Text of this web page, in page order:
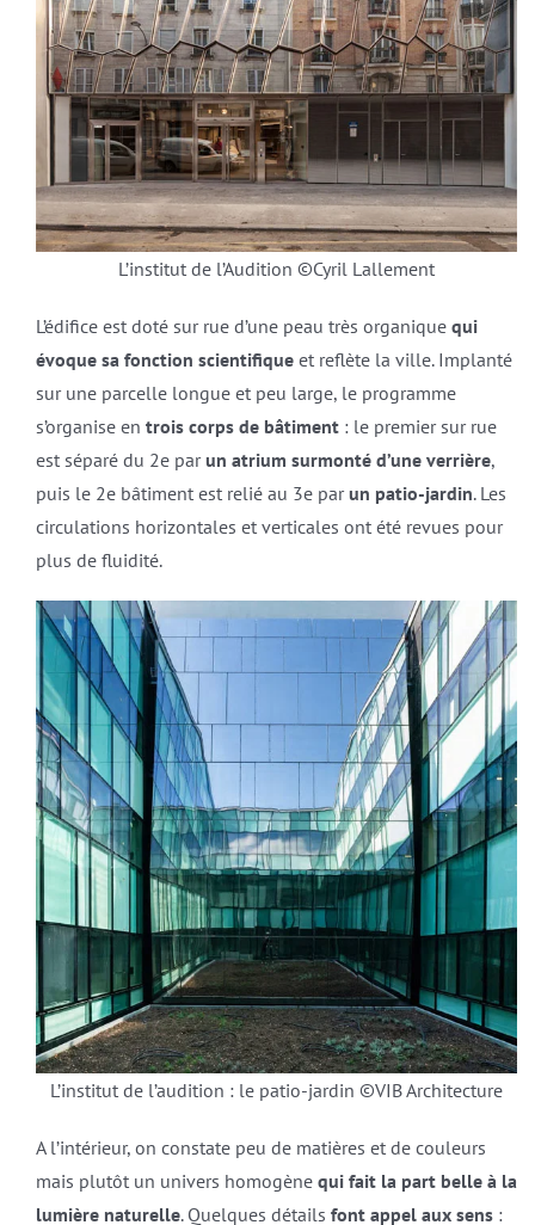
L’institut de l’Audition ©Cyril Lallement
L’édifice est doté sur rue d’une peau très organique qui
évoque sa fonction scientifiqueet reflète la ville. Implanté
sur une parcelle longue et peu large, le programme
s’organise en trois corps de bâtiment: le premier sur rue
est séparé du 2e parun atrium surmonté d’une verrière,
puis le 2e bâtiment est relié au 3e parun patio-jardin. Les
circulations horizontales et verticales ont été revues pour
plus de fluidité.
L’institut de l’audition : le patio-jardin ©VIB Architecture
A l’intérieur, on constate peu de matières et de couleurs
mais plutôt un univers homogène qui fait la part belle à la
lumière naturelle. Quelques détails font appel aux sens: